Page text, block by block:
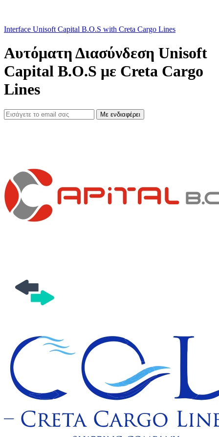
Interface Unisoft Capital B.O.S with Creta Cargo Lines
Αυτόματη Διασύνδεση Unisoft
Capital B.O.S με Creta Cargo
Lines
Με ενδιαφέρει